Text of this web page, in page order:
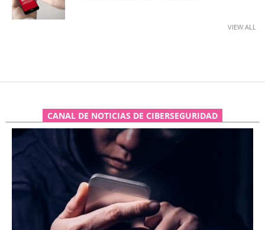
VIEW ALL
CANAL DE NOTICIAS DE CIBERSEGURIDAD